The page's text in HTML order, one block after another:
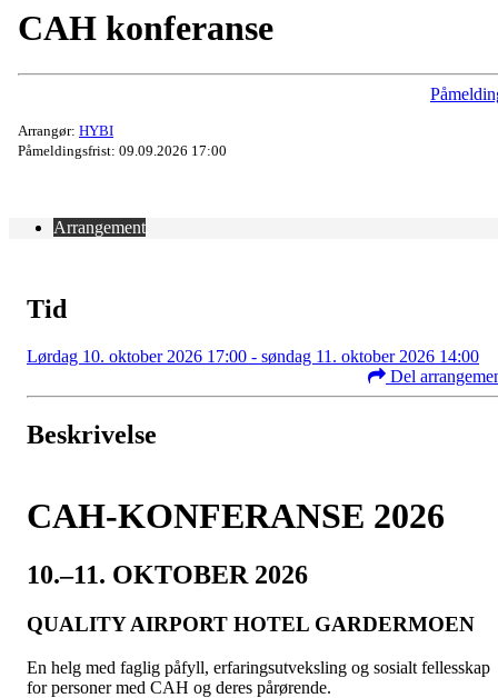
CAH konferanse
Arrangør: HYBI
Påmeldingsfrist: 09.09.2026 17:00
Arrangement
Tid
Lørdag 10. oktober 2026 17:00 - søndag 11. oktober 2026 14:00
Del
Beskrivelse
CAH-KONFERANSE 2026
10.–11. OKTOBER 2026
QUALITY AIRPORT HOTEL GARDERMOEN
En helg med faglig påfyll, erfaringsutveksling og sosialt fellesskap
for personer med CAH og deres pårørende.